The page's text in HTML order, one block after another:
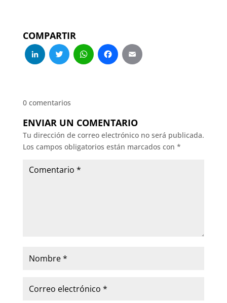
COMPARTIR
LinkedIn
Twitter
WhatsApp
Facebook
0 comentarios
ENVIAR UN COMENTARIO
Tu dirección de correo electrónico no será publicada.
Los campos obligatorios están marcados con *